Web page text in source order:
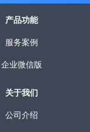
产品功能
服务案例
企业微信版
关于我们
公司介绍